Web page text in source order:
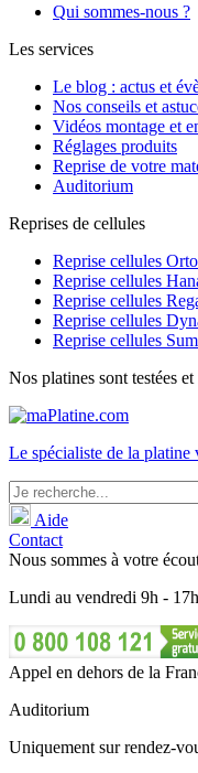
Qui sommes-nous ?
Les services
Le blog : actus et
Nos conseils et
Vidéos montage et
Réglages produits
Reprise de votre
Auditorium
Reprises de cellules
Reprise cellules
Reprise cellules
Reprise cellules
Reprise cellules
Reprise cellules
Nos platines sont testées
Le spécialiste de la platine
Aide
Contact
Nous sommes à votre
Lundi au vendredi 9h - 17h
Appel en dehors de la
Auditorium
Uniquement sur rendez-